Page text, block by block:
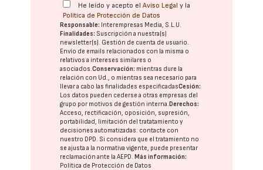
He leído y acepto elAviso Legal y la
Política de Protección de Datos
Responsable: Interempresas Media, S.L.U.
Finalidades: Suscripción a nuestra(s)
newsletter(s). Gestión de cuenta de usuario.
Envío de emails relacionados con la misma o
relativos a intereses similares o
asociados.Conservación: mientras dure la
relación con Ud., o mientras sea necesario para
llevar a cabo las finalidades especificadasCesión:
Los datos pueden cederse a otras empresas del
grupo por motivos de gestión interna.Derechos:
Acceso, rectificación, oposición, supresión,
portabilidad, limitación del tratatamiento y
decisiones automatizadas: contacte con
nuestro DPD. Si considera que el tratamiento no
se ajusta a la normativa vigente, puede presentar
reclamación ante laAEPD.Más información:
Política de Protección de Datos